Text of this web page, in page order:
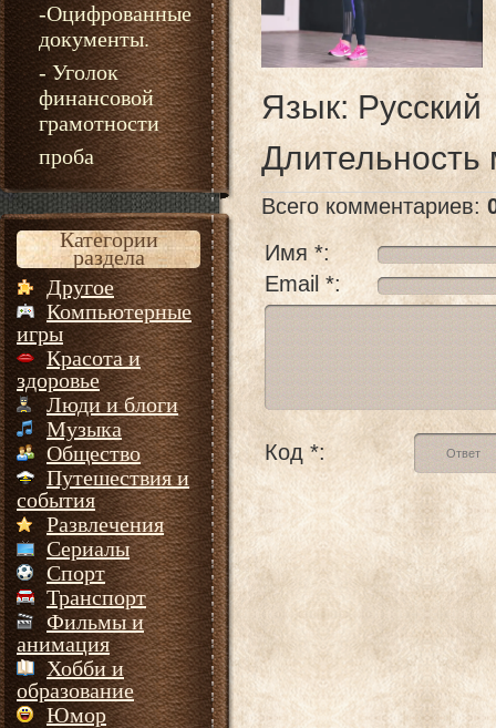
-Оцифрованные
документы.
- Уголок
финансовой
грамотности
проба
Категории
раздела
Другое
Компьютерные
игры
Красота и
здоровье
Люди и блоги
Музыка
Общество
Путешествия и
события
Развлечения
Сериалы
Спорт
Транспорт
Фильмы и
анимация
Хобби и
образование
Юмор
Язык: Русский
Длительность
Всего комментариев:
Имя *:
Email *:
Код *: